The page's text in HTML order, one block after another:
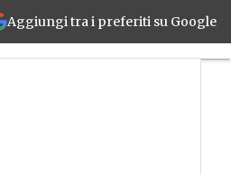
Aggiungi tra i preferiti su Google
di beni e servizi per